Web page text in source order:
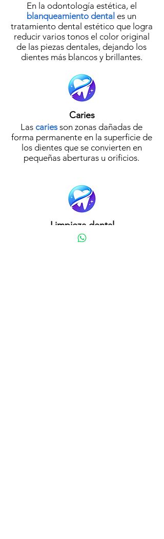
En la odontología estética, el
blanqueamiento dental es un
tratamiento dental estético que logra
reducir varios tonos el color original
de las piezas dentales, dejando los
dientes más blancos y brillantes.
Caries
Las cariesson zonas dañadas de
forma permanente en la superficie de
los dientes que se convierten en
pequeñas aberturas u orificios.
Limpieza dental
limpieza dental, también llamada